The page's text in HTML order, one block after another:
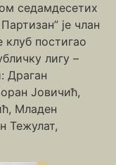
седамдесетих
је члан
клуб постигао
лигу –
Драган
Јовичић,
Младен
Тежулат,